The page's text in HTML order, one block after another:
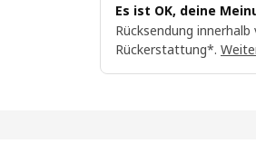
Es ist OK, deine
Rücksendung
Rückerstattung*.